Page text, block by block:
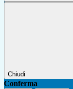
Chiudi
Conferma